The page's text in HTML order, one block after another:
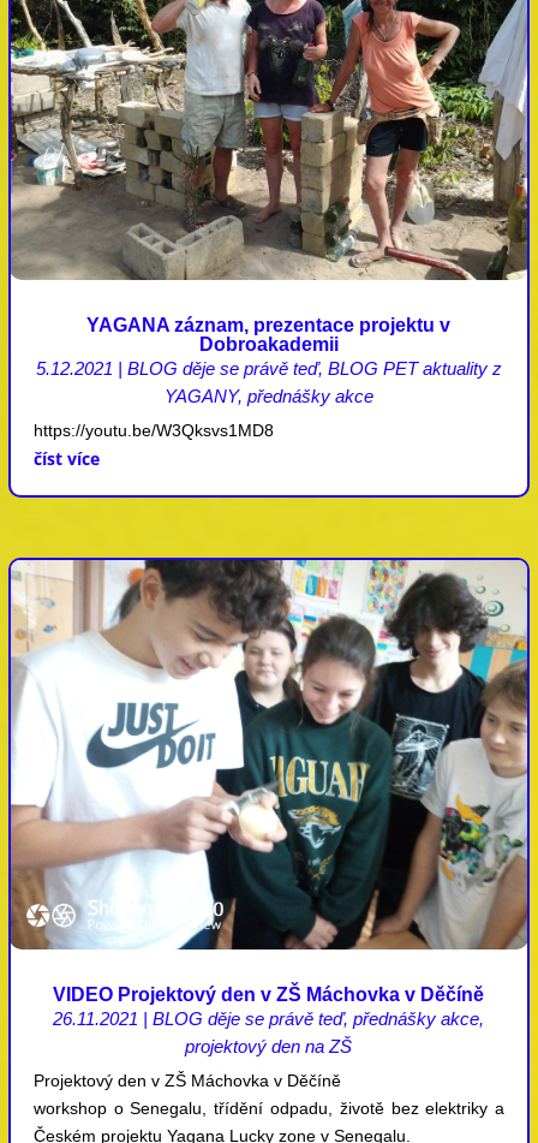
YAGANA záznam, prezentace projektu v
Dobroakademii
5.12.2021 | BLOG děje se právě teď, BLOG PET aktuality z
YAGANY, přednášky akce
https://youtu.be/W3Qksvs1MD8
číst více
VIDEO Projektový den v ZŠ Máchovka v Děčíně
26.11.2021 |BLOG děje se právě teď,přednášky akce,
projektový den na ZŠ
Projektový den v ZŠ Máchovka v Děčíně
workshop o Senegalu, třídění odpadu, životě bez elektriky a
Českém projektu Yagana Lucky zone v Senegalu.